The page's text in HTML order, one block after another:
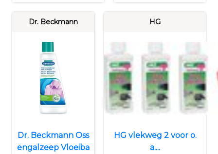
Dr. Beckmann
Dr. Beckmann Oss
engalzeep Vloeiba
HG
HG vlekweg 2 voor o.
a....